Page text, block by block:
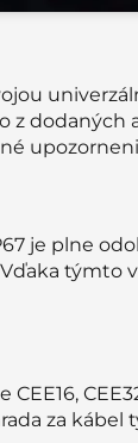
z dodaných
je plne
týmto
za kábel